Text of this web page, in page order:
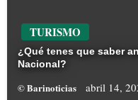
TURISMO
¿Qué tenes que saber
Nacional?
© Barinoticias abril 14,